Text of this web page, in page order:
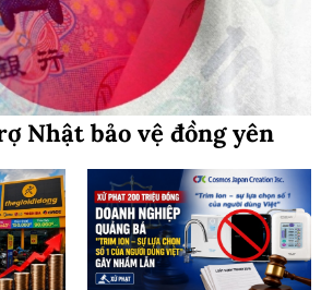
Nhật bảo vệ đồng yên